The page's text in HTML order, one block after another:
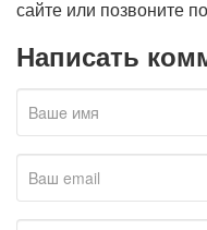
сайте или позвоните
Написать